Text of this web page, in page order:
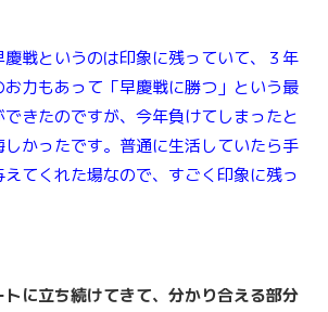
戦というのは印象に残っていて、３年
力もあって「早慶戦に勝つ」という最
きたのですが、今年負けてしまったと
かったです。普通に生活していたら手
てくれた場なので、すごく印象に残っ
に立ち続けてきて、分かり合える部分